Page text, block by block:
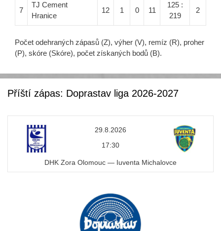
7
TJ Cement
Hranice
12 1 0 11
125 :
219
2
Počet odehraných zápasů (Z), výher (V), remíz (R), proher
(P), skóre (Skóre), počet získaných bodů (B).
Příští zápas: Doprastav liga 2026-2027
29.8.2026
17:30
DHK Zora Olomouc — Iuventa Michalovce